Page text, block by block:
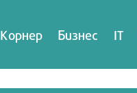
Корнер Бизнес IT